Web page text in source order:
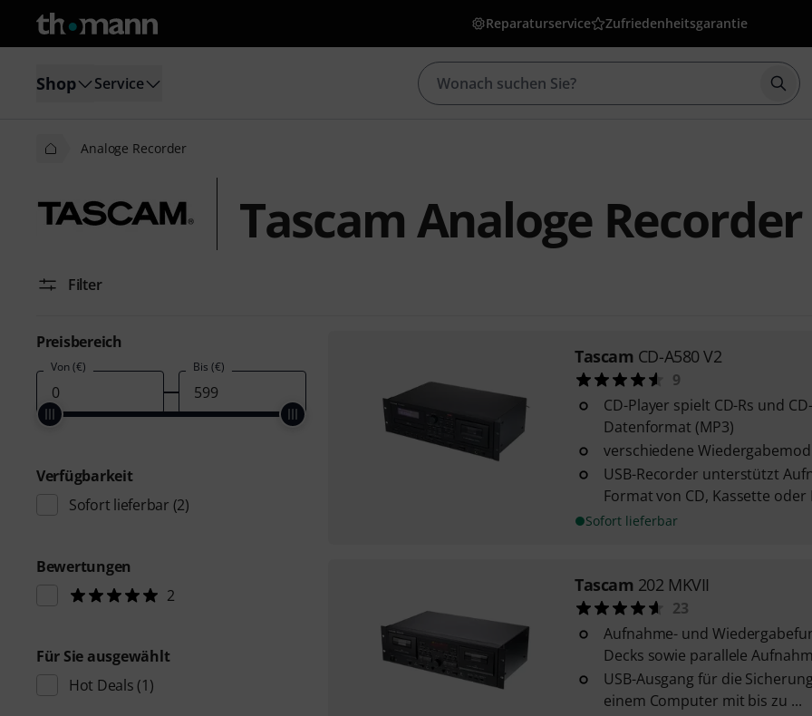
Reparaturservice Zufriedenheitsgarantie
Shop Service
Analoge Recorder
Tascam Analoge Recorder
Filter
Preisbereich
Von (€) Bis (€)
Verfügbarkeit
Sofort lieferbar (2)
Bewertungen
2
Für Sie ausgewählt
Hot Deals (1)
Tascam CD-A580 V2
9
CD-Player spielt CD-Rs und
Datenformat (MP3)
verschiedene
USB-Recorder unterstützt
Format von CD, Kassette oder
Sofort lieferbar
Tascam 202 MKVII
23
Aufnahme- und
Decks sowie parallele
USB-Ausgang für die
einem Computer mit bis zu ...